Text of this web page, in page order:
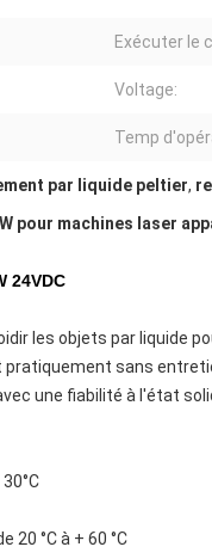
Exécuter le
Voltage:
Temp
par liquide peltier,
pour machines laser
24VDC
les objets par liquide
sans
une fiabilité à l'état
°C à + 60 °C